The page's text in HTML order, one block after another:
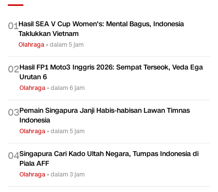
01Hasil SEA V Cup Women's: Mental Bagus, Indonesia
Taklukkan Vietnam
Olahraga •dalam 5 jam
02Hasil FP1 Moto3 Inggris 2026: Sempat Terseok, Veda Ega
Urutan 6
Olahraga •dalam 6 jam
03Pemain Singapura Janji Habis-habisan Lawan Timnas
Indonesia
Olahraga •dalam 5 jam
04Singapura Cari Kado Ultah Negara, Tumpas Indonesia di
Piala AFF
Olahraga •dalam 3 jam